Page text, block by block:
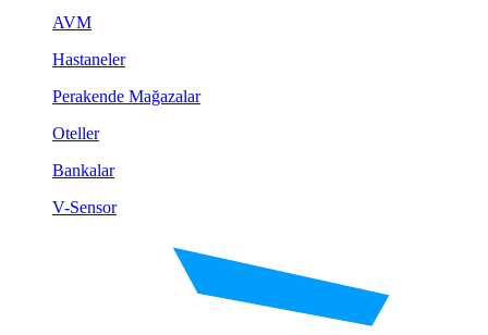
AVM
Hastaneler
Perakende Mağazalar
Oteller
Bankalar
V-Sensor